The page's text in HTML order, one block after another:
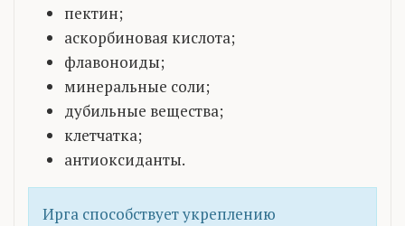
пектин;
аскорбиновая кислота;
флавоноиды;
минеральные соли;
дубильные вещества;
клетчатка;
антиоксиданты.
Ирга способствует укреплению